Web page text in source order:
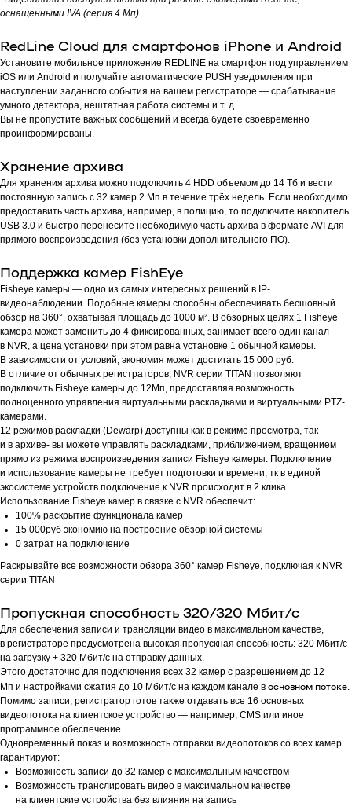
оснащенными IVA (серия 4 Мп)
RedLine Cloud для смартфонов iPhone и Android
Установите мобильное приложение REDLINE на смартфон под управлением
iOS или Android и получайте автоматические PUSH уведомления при
наступлении заданного события на вашем регистраторе — срабатывание
умного детектора, нештатная работа системы и т. д.
Вы не пропустите важных сообщений и всегда будете своевременно
проинформированы.
Хранение архива
Для хранения архива можно подключить 4 HDD объемом до 14 Тб и вести
постоянную запись с 32 камер 2 Мп в течение трёх недель. Если необходимо
предоставить часть архива, например, в полицию, то подключите накопитель
USB 3.0 и быстро перенесите необходимую часть архива в формате AVI для
прямого воспроизведения (без установки дополнительного ПО).
Поддержка камер FishEye
Fisheye камеры — одно из самых интересных решений в IP-
видеонаблюдении. Подобные камеры способны обеспечивать бесшовный
обзор на 360°, охватывая площадь до 1000 м². В обзорных целях 1 Fisheye
камера может заменить до 4 фиксированных, занимает всего один канал
в NVR, а цена установки при этом равна установке 1 обычной камеры.
В зависимости от условий, экономия может достигать 15 000 руб.
В отличие от обычных регистраторов, NVR серии TITAN позволяют
подключить Fisheye камеры до 12Мп, предоставляя возможность
полноценного управления виртуальными раскладками и виртуальными PTZ-
камерами.
12 режимов раскладки (Dewarp) доступны как в режиме просмотра, так
и в архиве- вы можете управлять раскладками, приближением, вращением
прямо из режима воспроизведения записи Fisheye камеры. Подключение
и использование камеры не требует подготовки и времени, тк в единой
экосистеме устройств подключение к NVR происходит в 2 клика.
Использование Fisheye камер в связке c NVR обеспечит:
100% раскрытие функционала камер
15 000руб экономию на построение обзорной системы
0 затрат на подключение
Раскрывайте все возможности обзора 360° камер Fisheye, подключая к NVR
серии TITAN
Пропускная способность 320/320 Мбит/с
Для обеспечения записи и трансляции видео в максимальном качестве,
в регистраторе предусмотрена высокая пропускная способность: 320 Мбит/с
на загрузку + 320 Мбит/с на отправку данных.
Этого достаточно для подключения всех 32 камер с разрешением до 12
Мп и настройками сжатия до 10 Мбит/с на каждом канале в основном потоке.
Помимо записи, регистратор готов также отдавать все 16 основных
видеопотока на клиентское устройство — например, CMS или иное
программное обеспечение.
Одновременный показ и возможность отправки видеопотоков со всех камер
гарантируют:
Возможность записи до 32 камер с максимальным качеством
Возможность транслировать видео в максимальном качестве
на клиентские устройства без влияния на запись